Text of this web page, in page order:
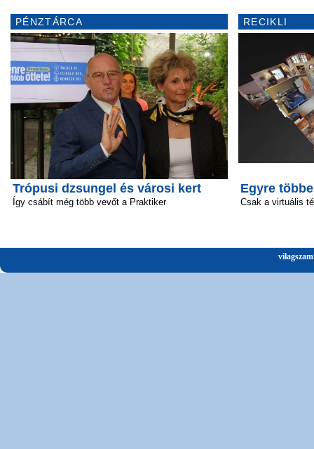
PÉNZTÁRCA
Trópusi dzsungel és városi kert
Így csábít még több vevőt a Praktiker
RECIKLI
Egyre
Csak a virtuális